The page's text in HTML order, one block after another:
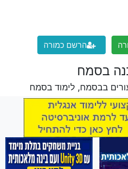
הרשם כמורה
בסמח
בבסמח, לימוד בסמח